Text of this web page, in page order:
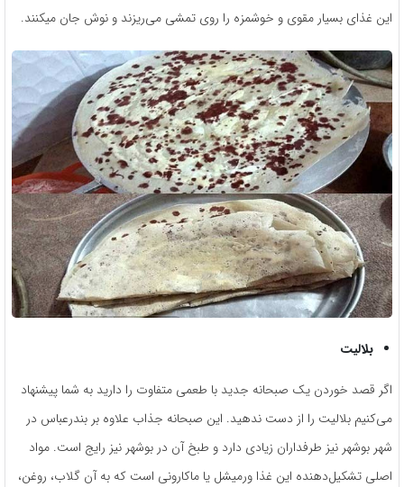
این غذای بسیار مقوی و خوشمزه را روی تمشی می‌ریزند و نوش جان میکنند.
بلالیت
اگر قصد خوردن یک صبحانه جدید با طعمی متفاوت را دارید به شما پیشنهاد
می‌کنیم بلالیت را از دست ندهید. این صبحانه جذاب علاوه بر بندرعباس در
شهر بوشهر نیز طرفداران زیادی دارد و طبخ آن در بوشهر نیز رایج است. مواد
اصلی تشکیل‌دهنده این غذا ورمیشل یا ماکارونی است که به آن گلاب، روغن،